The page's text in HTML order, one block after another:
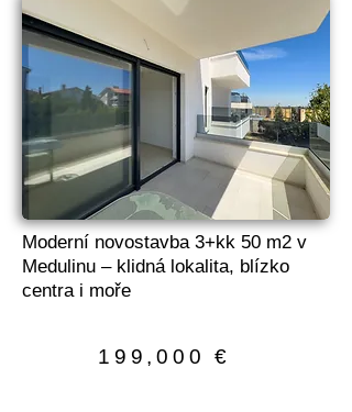
Moderní novostavba 3+kk 50 m2 v
Medulinu – klidná lokalita, blízko
centra i moře
199,000 €